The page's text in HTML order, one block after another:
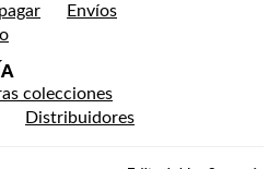
Envíos
colecciones
Distribuidores